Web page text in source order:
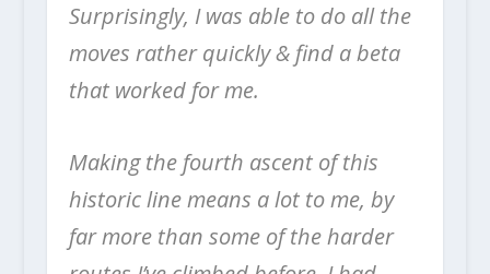
Surprisingly, I was able to do all the
moves rather quickly & find a beta
that worked for me.
Making the fourth ascent of this
historic line means a lot to me, by
far more than some of the harder